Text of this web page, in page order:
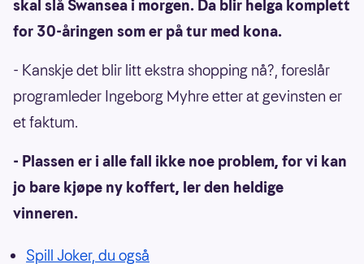
skal slå Swansea i morgen. Da blir helga komplett
for 30-åringen som er på tur med kona.
- Kanskje det blir litt ekstra shopping nå?, foreslår
programleder Ingeborg Myhre etter at gevinsten er
et faktum.
- Plassen er i alle fall ikke noe problem, for vi kan
jo bare kjøpe ny koffert, ler den heldige
vinneren.
Spill Joker, du også